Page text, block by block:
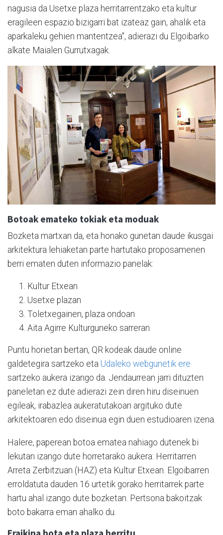
nagusia da Usetxe plaza herritarrentzako eta kultur
eragileen espazio bizigarri bat izateaz gain, ahalik eta
aparkaleku gehien mantentzea", adierazi du Elgoibarko
alkate Maialen Gurrutxagak.
Botoak emateko tokiak eta moduak
Bozketa martxan da, eta honako gunetan daude ikusgai
arkitektura lehiaketan parte hartutako proposamenen
berri ematen duten informazio panelak:
Kultur Etxean
Usetxe plazan
Toletxegainen, plaza ondoan
Aita Agirre Kulturguneko sarreran
Puntu horietan bertan, QR kodeak daude online
galdetegira sartzeko eta Udaleko webgunetik ere
sartzeko aukera izango da. Jendaurrean jarri dituzten
paneletan ez dute adierazi zein diren hiru diseinuen
egileak, irabazlea aukeratutakoan argituko dute
arkitektoaren edo diseinua egin duen estudioaren izena.
Halere, paperean botoa ematea nahiago dutenek bi
lekutan izango dute horretarako aukera: Herritarren
Arreta Zerbitzuan (HAZ) eta Kultur Etxean. Elgoibarren
erroldatuta dauden 16 urtetik gorako herritarrek parte
hartu ahal izango dute bozketan. Pertsona bakoitzak
boto bakarra eman ahalko du.